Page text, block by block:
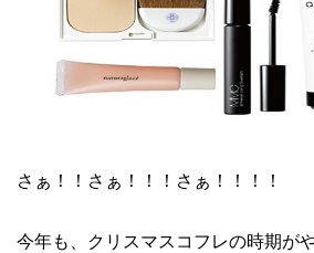
さぁ！！さぁ！！！さぁ！！！！
今年も、クリスマスコフレの時期が